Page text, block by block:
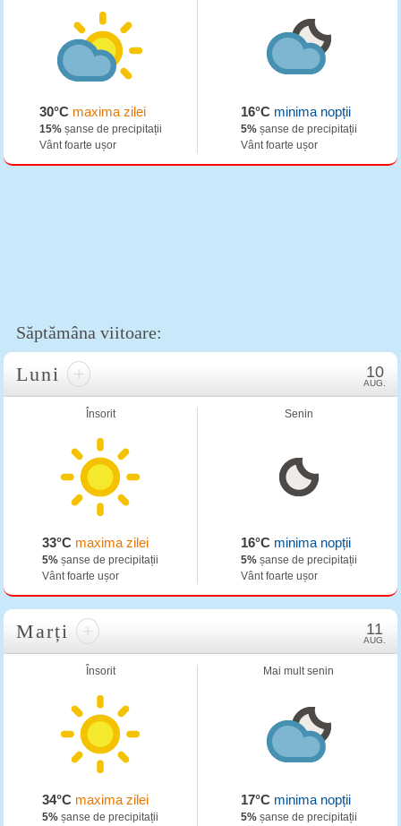
30°Cmaxima zilei
15%șanse de precipitații
Vânt foarte ușor
16°Cminima nopții
5%șanse de precipitații
Vânt foarte ușor
Săptămâna viitoare:
Luni + 10
AUG.
Însorit
33°C maxima zilei
5% șanse de precipitații
Vânt foarte ușor
Senin
16°Cminima nopții
5%șanse de precipitații
Vânt foarte ușor
Marți + 11
AUG.
Însorit
34°C maxima zilei
5% șanse de precipitații
Mai mult senin
17°Cminima nopții
5%șanse de precipitații